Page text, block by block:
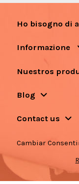
Ho bisogno di
Informazione
Nuestros
Blog
Contact us
Cambiar